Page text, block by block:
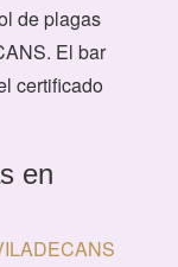
de plagas
El bar
certificado
en